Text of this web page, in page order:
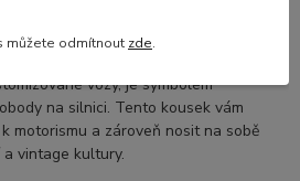
tričko je pro vás ideální
vozy, je symbolem
na silnici. Tento kousek vám
motorismu a zároveň nosit na sobě
vintage kultury.
můžete odmítnout zde.